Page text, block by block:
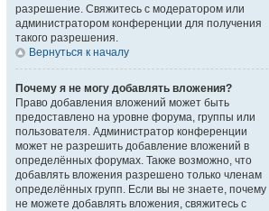
разрешение. Свяжитесь с модератором или
администратором конференции для получения
такого разрешения.
Вернуться к началу
Почему я не могу добавлять вложения?
Право добавления вложений может быть
предоставлено на уровне форума, группы или
пользователя. Администратор конференции
может не разрешить добавление вложений в
определённых форумах. Также возможно, что
добавлять вложения разрешено только членам
определённых групп. Если вы не знаете, почему
не можете добавлять вложения, свяжитесь с